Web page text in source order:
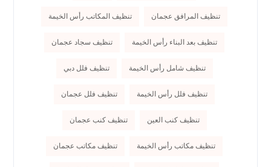
تنظيف المرافق عجمان تنظيف المكاتب رأس الخيمة
تنظيف بعد البناء رأس الخيمة تنظيف سجاد عجمان
تنظيف شامل رأس الخيمة تنظيف فلل دبي
تنظيف فلل رأس الخيمة تنظيف فلل عجمان
تنظيف كنب العين تنظيف كنب عجمان
تنظيف مكاتب رأس الخيمة تنظيف مكاتب عجمان